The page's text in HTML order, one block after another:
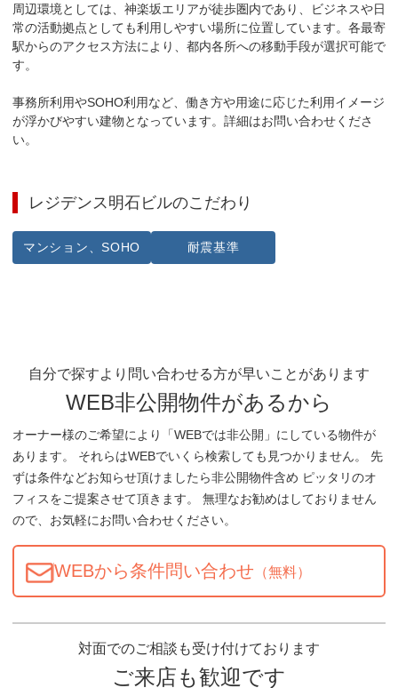
周辺環境としては、神楽坂エリアが徒歩圏内であり、ビジネスや日
常の活動拠点としても利用しやすい場所に位置しています。各最寄
駅からのアクセス方法により、都内各所への移動手段が選択可能で
す。
事務所利用やSOHO利用など、働き方や用途に応じた利用イメージ
が浮かびやすい建物となっています。詳細はお問い合わせくださ
い。
レジデンス明石ビルのこだわり
マンション、SOHO 耐震基準
自分で探すより問い合わせる方が早いことがあります
WEB非公開物件があるから
オーナー様のご希望により「WEBでは非公開」にしている物件が
あります。 それらはWEBでいくら検索しても見つかりません。 先
ずは条件などお知らせ頂けましたら非公開物件含め ピッタリのオ
フィスをご提案させて頂きます。 無理なお勧めはしておりません
ので、お気軽にお問い合わせください。
WEBから条件問い合わせ （無料）
対面でのご相談も受け付けております
ご来店も歓迎です